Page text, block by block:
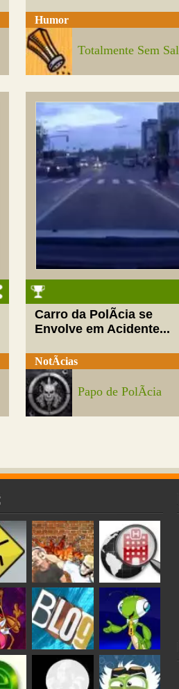
Humor
Totalmente Sem Sal
Carro da PolÃ­cia se
Envolve em Acidente...
NotÃ­cias
Papo de PolÃ­cia